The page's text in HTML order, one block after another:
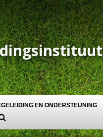
EN ONDERSTEUNING